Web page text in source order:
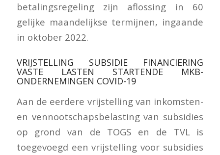
betalingsregeling zijn aflossing in 60
gelijke maandelijkse termijnen, ingaande
in oktober 2022.
VRIJSTELLING SUBSIDIE FINANCIERING
VASTE LASTEN STARTENDE MKB-
ONDERNEMINGEN COVID-19
Aan de eerdere vrijstelling van inkomsten-
en vennootschapsbelasting van subsidies
op grond van de TOGS en de TVL is
toegevoegd een vrijstelling voor subsidies